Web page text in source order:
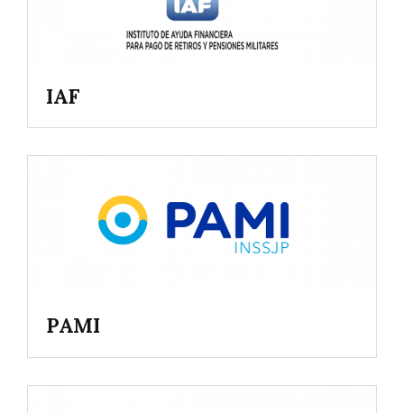
IAF
PAMI